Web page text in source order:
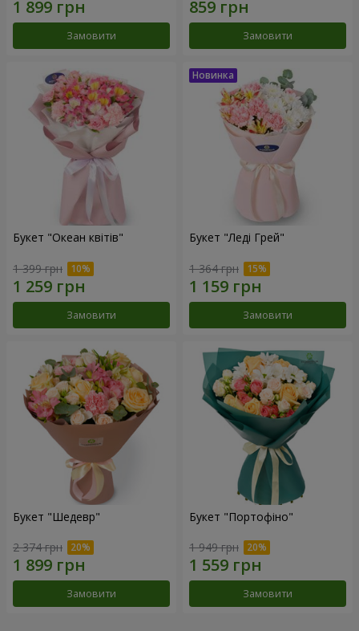
Замовити Замовити
Букет "Океан квітів"
1 399 грн
Замовити
Букет "Леді Грей"
1 364 грн
Замовити
Букет "Шедевр"
2 374 грн
Замовити
Букет "Портофіно"
1 949 грн
Замовити